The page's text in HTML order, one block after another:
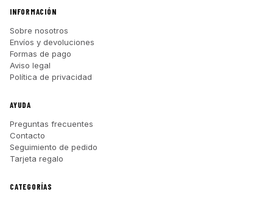
INFORMACIÓN
Sobre nosotros
Envíos y devoluciones
Formas de pago
Aviso legal
Política de privacidad
AYUDA
Preguntas frecuentes
Contacto
Seguimiento de pedido
Tarjeta regalo
CATEGORÍAS